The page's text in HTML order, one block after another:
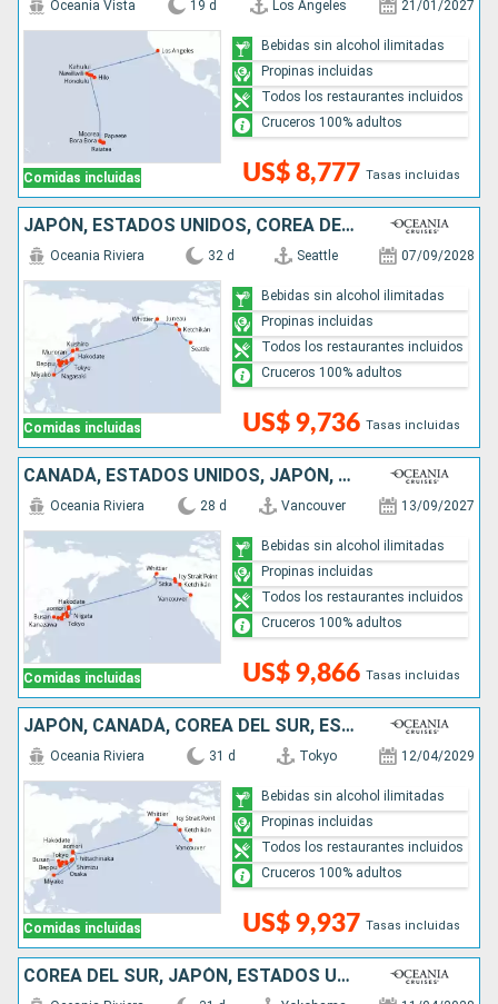
Comidas incluidas
Oceania Vista 19 d Los Angeles 21/01/2027
US$ 8,777 Tasas incluidas
Bebidas sin alcohol ilimitadas
Propinas incluidas
Todos los restaurantes incluidos
Cruceros 100% adultos
JAPÓN, ESTADOS UNIDOS, COREA DEL SUR
Comidas incluidas
Oceania Riviera 32 d Seattle 07/09/2028
US$ 9,736 Tasas incluidas
Bebidas sin alcohol ilimitadas
Propinas incluidas
Todos los restaurantes incluidos
Cruceros 100% adultos
CANADÁ, ESTADOS UNIDOS, JAPÓN, COREA DEL SUR
Comidas incluidas
Oceania Riviera 28 d Vancouver 13/09/2027
US$ 9,866 Tasas incluidas
Bebidas sin alcohol ilimitadas
Propinas incluidas
Todos los restaurantes incluidos
Cruceros 100% adultos
JAPÓN, CANADÁ, COREA DEL SUR, ESTADOS UNIDOS
Comidas incluidas
Oceania Riviera 31 d Tokyo 12/04/2029
US$ 9,937 Tasas incluidas
Bebidas sin alcohol ilimitadas
Propinas incluidas
Todos los restaurantes incluidos
Cruceros 100% adultos
COREA DEL SUR, JAPÓN, ESTADOS UNIDOS, CANADÁ